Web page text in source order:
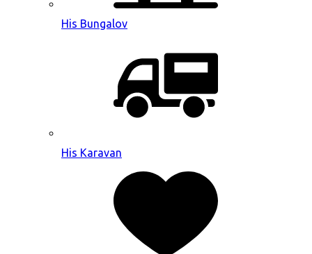
His Bungalov
His Karavan